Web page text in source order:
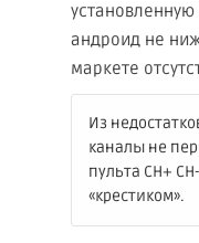
андроид не
маркете
Из
каналы не
пульта CH+
«крестиком».